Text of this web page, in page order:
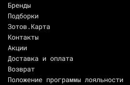
Бренды
Подборки
Зотов.Карта
Контакты
Акции
Доставка и оплата
Возврат
Положение программы лояльности